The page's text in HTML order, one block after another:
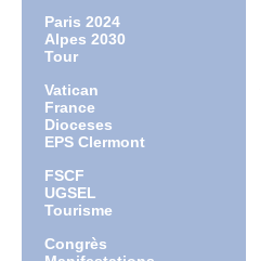
Paris 2024
Alpes 2030
Tour
Vatican
France
Dioceses
EPS Clermont
FSCF
UGSEL
Tourisme
Congrès